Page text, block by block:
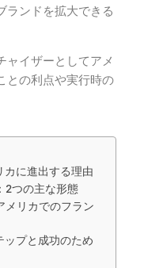
ランドを拡大できる
ャイザーとしてアメ
との利点や実行時の
カに進出する理由
2つの主な形態
メリカでのフラン
ップと成功のため